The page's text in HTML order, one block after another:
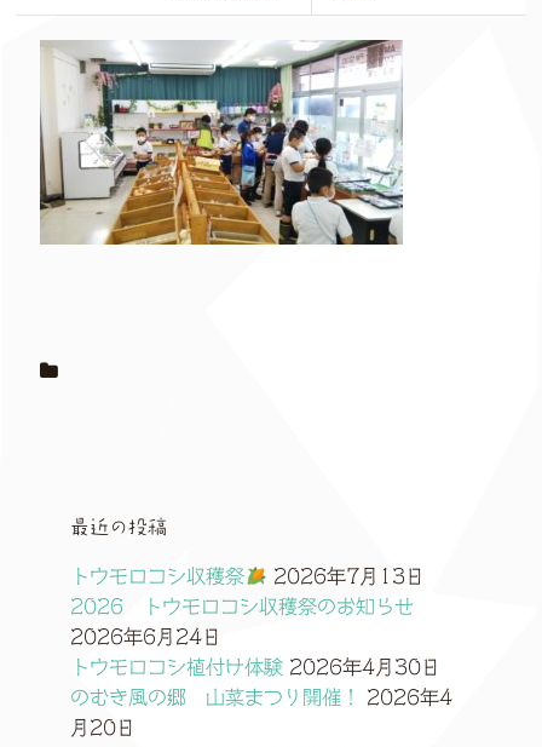
最近の投稿
トウモロコシ収穫祭
2026年7月13日
2026 トウモロコシ収穫祭のお知らせ
2026年6月24日
トウモロコシ植付け体験 2026年4月30日
のむき風の郷 山菜まつり開催！
2026年4
月20日